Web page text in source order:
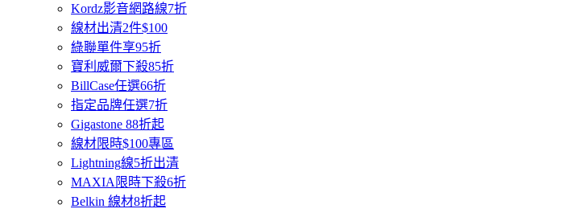
Kordz影音網路線7折
線材出清2件$100
綠聯單件享95折
寶利威爾下殺85折
BillCase任選66折
指定品牌任選7折
Gigastone 88折起
線材限時$100專區
Lightning線5折出清
MAXIA限時下殺6折
Belkin 線材8折起